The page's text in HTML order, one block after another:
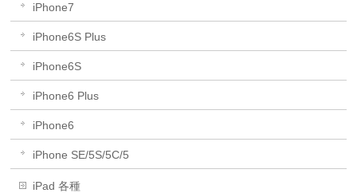
iPhone7
iPhone6S Plus
iPhone6S
iPhone6 Plus
iPhone6
iPhone SE/5S/5C/5
iPad 各種